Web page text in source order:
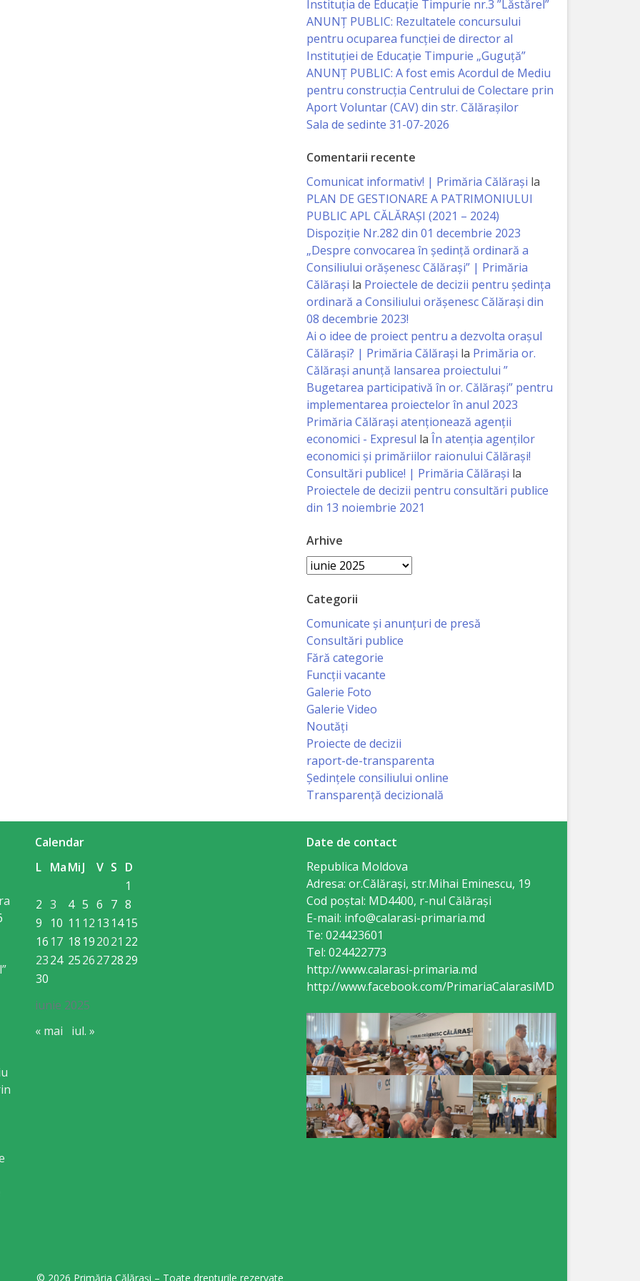
Instituția de Educație Timpurie nr.3 ”Lăstărel”
ANUNȚ PUBLIC: Rezultatele concursului
pentru ocuparea funcției de director al
Instituției de Educație Timpurie „Guguță”
ANUNȚ PUBLIC: A fost emis Acordul de Mediu
pentru construcția Centrului de Colectare prin
Aport Voluntar (CAV) din str. Călărașilor
Sala de sedinte 31-07-2026
Comentarii recente
Comunicat informativ! | Primăria Călărași la
PLAN DE GESTIONARE A PATRIMONIULUI
PUBLIC APL CĂLĂRAȘI (2021 – 2024)
Dispoziție Nr.282 din 01 decembrie 2023
„Despre convocarea în ședință ordinară a
Consiliului orășenesc Călărași” | Primăria
Călărași la Proiectele de decizii pentru ședința
ordinară a Consiliului orășenesc Călărași din
08 decembrie 2023!
Ai o idee de proiect pentru a dezvolta orașul
Călărași? | Primăria Călărași la Primăria or.
Călărași anunță lansarea proiectului ”
Bugetarea participativă în or. Călărași” pentru
implementarea proiectelor în anul 2023
Primăria Călăraşi atenţionează agenţii
economici - Expresul la În atenția agenților
economici și primăriilor raionului Călărași!
Consultări publice! | Primăria Călărași la
Proiectele de decizii pentru consultări publice
din 13 noiembrie 2021
Arhive
Arhive
Categorii
Comunicate și anunțuri de presă
Consultări publice
Fără categorie
Funcții vacante
Galerie Foto
Galerie Video
Noutăți
Proiecte de decizii
raport-de-transparenta
Ședințele consiliului online
Transparență decizională
Calendar
iunie 2025
L MaMiJ V S D
1
2 3 4 5 6 7 8
9
10 11 12 13 1415
16 17 18 192021 22
2324 2526272829
30
« mai iul. »
Date de contact
Republica Moldova
Adresa: or.Călăraşi, str.Mihai Eminescu, 19
Cod poștal: MD4400, r-nul Călăraşi
E-mail: info@calarasi-primaria.md
Te: 024423601
Tel: 024422773
http://www.calarasi-primaria.md
http://www.facebook.com/PrimariaCalarasiMD
© 2026 Primăria Călărași – Toate drepturile rezervate